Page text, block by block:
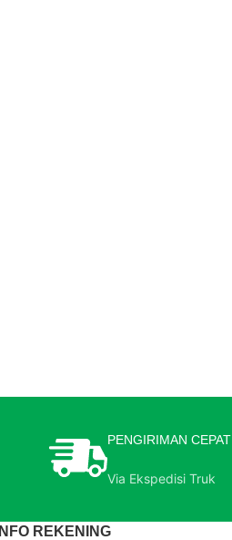
PENGIRIMAN CEPAT
Via Ekspedisi Truk
INFO REKENING